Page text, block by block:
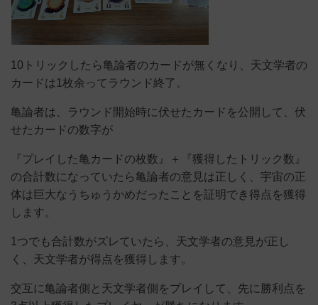
10トリックしたら亀論者のカードが無くなり、天文学者の
カードは1枚余ってラウンド終了。
亀論者は、ラウンド開始時に伏せたカードを公開して、伏
せたカードの数字が
『プレイした亀カードの枚数』＋『獲得したトリック数』
の合計数になっていたら亀論者の意見は正しく、宇宙の正
体は巨大なうちゅうかめだったことを証明でき得点を獲得
します。
1つでも合計数がズレていたら、天文学者の意見が正し
く、天文学者が得点を獲得します。
交互に亀論者側と天文学者側をプレイして、先に勝利点を